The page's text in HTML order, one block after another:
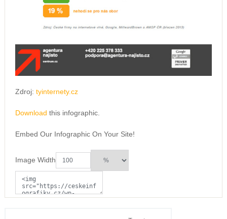
Zdroj: tyinternety.cz
Download this infographic.
Embed Our Infographic On Your Site!
Image Width